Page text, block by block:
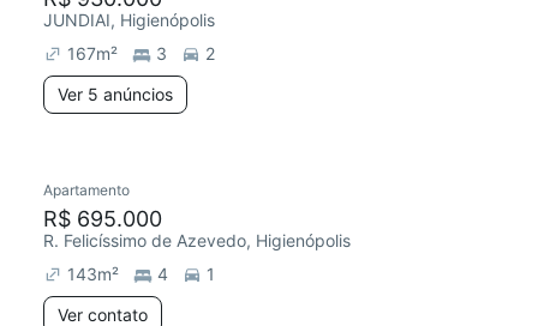
JUNDIAI, Higienópolis
167m² 3
2
Ver 5 anúncios
Apartamento
R$ 695.000
R. Felicíssimo de Azevedo, Higienópolis
143m² 4
1
Ver contato